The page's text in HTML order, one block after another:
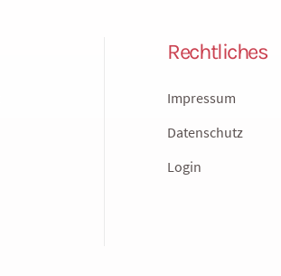
Rechtliches
Impressum
Datenschutz
Login